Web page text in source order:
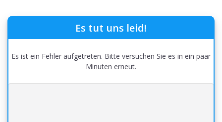
Es tut uns leid!
Es ist ein Fehler aufgetreten. Bitte versuchen Sie es in ein paar
Minuten erneut.